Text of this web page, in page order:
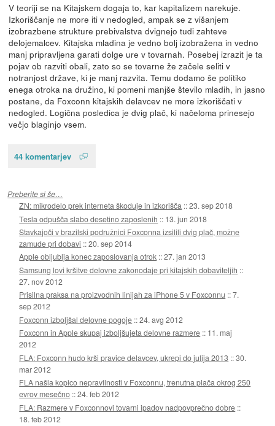
V teoriji se na Kitajskem dogaja to, kar kapitalizem narekuje.
Izkoriščanje ne more iti v nedogled, ampak se z višanjem
izobrazbene strukture prebivalstva dvignejo tudi zahteve
delojemalcev. Kitajska mladina je vedno bolj izobražena in vedno
manj pripravljena garati dolge ure v tovarnah. Posebej izrazit je ta
pojav ob razviti obali, zato so se tovarne že začele seliti v
notranjost države, ki je manj razvita. Temu dodamo še politiko
enega otroka na družino, ki pomeni manjše število mladih, in jasno
postane, da Foxconn kitajskih delavcev ne more izkoriščati v
nedogled. Logična posledica je dvig plač, ki načeloma prinesejo
večjo blaginjo vsem.
44 komentarjev
Preberite si še…
ZN: mikrodelo prek interneta škoduje in izkorišča ::23. sep 2018
Tesla odpušča slabo desetino zaposlenih :: 13. jun 2018
Stavkajoči v brazilski podružnici Foxconna izsilili dvig plač, možne
zamude pri dobavi ::20. sep 2014
Apple obljublja konec zaposlovanja otrok ::27. jan 2013
Samsung lovi kršitve delovne zakonodaje pri kitajskih dobaviteljih ::
27. nov 2012
Prisilna praksa na proizvodnih linijah za iPhone 5 v Foxconnu ::7.
sep 2012
Foxconn izboljšal delovne pogoje ::24. avg 2012
Foxconn in Apple skupaj izboljšujeta delovne razmere :: 11. maj
2012
FLA: Foxconn hudo krši pravice delavcev, ukrepi do julija 2013 ::30.
mar 2012
FLA našla kopico nepravilnosti v Foxconnu, trenutna plača okrog 250
evrov mesečno ::24. feb 2012
FLA: Razmere v Foxconnovi tovarni ipadov nadpovprečno dobre ::
18. feb 2012